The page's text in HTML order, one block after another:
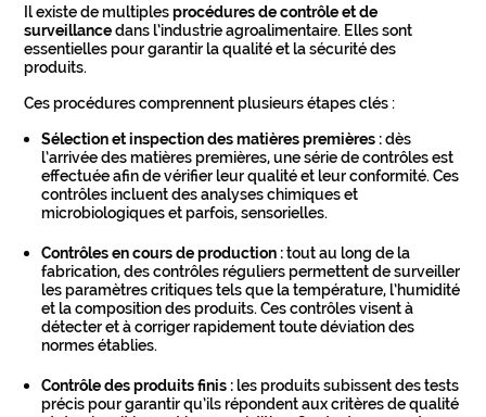
Il existe de multiplesprocédures de contrôle et de
surveillancedans l’industrie agroalimentaire. Elles sont
essentielles pour garantir la qualité et la sécurité des
produits.
Ces procédures comprennent plusieurs étapes clés :
Sélection et inspection des matières premières :dès
l’arrivée des matières premières, une série de contrôles est
effectuée afin de vérifier leur qualité et leur conformité. Ces
contrôles incluent des analyses chimiques et
microbiologiques et parfois, sensorielles.
Contrôles en cours de production :tout au long de la
fabrication, des contrôles réguliers permettent de surveiller
les paramètres critiques tels que la température, l’humidité
et la composition des produits. Ces contrôles visent à
détecter et à corriger rapidement toute déviation des
normes établies.
Contrôle des produits finis :les produits subissent des tests
précis pour garantir qu’ils répondent aux critères de qualité